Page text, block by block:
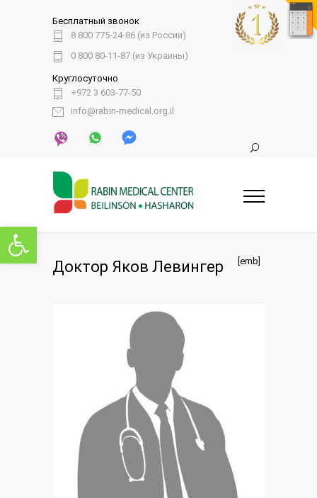
Открыть панель инструментов
Бесплатный звонок
8 800 775-24-86 (из России)
0 800 80-11-87 (из Украины)
Круглосуточно
+972 3 603-77-50
info@rabin-medical.org.il
Доктор Яков Левингер [emb]